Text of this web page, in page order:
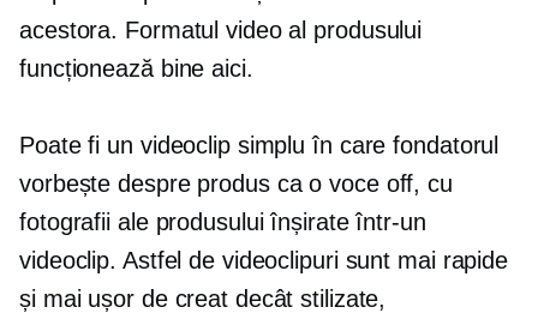
acestora. Formatul video al produsului
funcționează bine aici.
Poate fi un videoclip simplu în care fondatorul
vorbește despre produs ca o voce off, cu
fotografii ale produsului înșirate într-un
videoclip. Astfel de videoclipuri sunt mai rapide
și mai ușor de creat decât stilizate,